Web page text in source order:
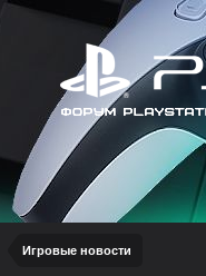
Игровые новости